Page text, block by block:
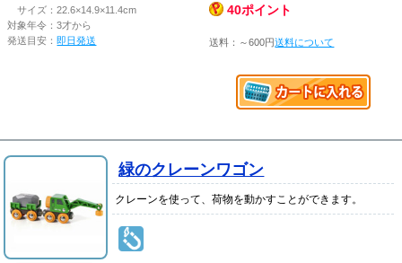
サイズ：22.6×14.9×11.4cm
対象年令：3才から
発送目安：即日発送
40ポイント
送料：～600円送料について
緑のクレーンワゴン
クレーンを使って、荷物を動かすことができます。